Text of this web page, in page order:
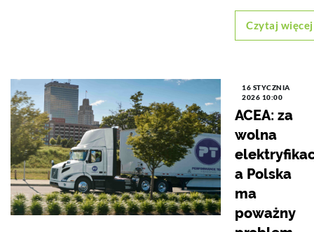
Czytaj więcej
16 STYCZNIA
2026 10:00
ACEA: za
wolna
a Polska
ma
poważny